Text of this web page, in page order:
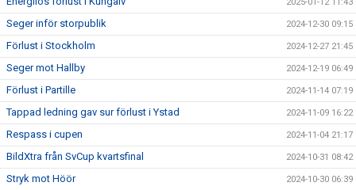
Seger inför storpublik 2024-12-30 09:15
Förlust i Stockholm 2024-12-27 21:45
Seger mot Hallby 2024-12-19 06:49
Förlust i Partille 2024-11-14 07:19
Tappad ledning gav sur förlust i Ystad 2024-11-09 16:22
Respass i cupen 2024-11-04 21:17
BildXtra från SvCup kvartsfinal 2024-10-31 08:42
Stryk mot Höör 2024-10-30 06:39